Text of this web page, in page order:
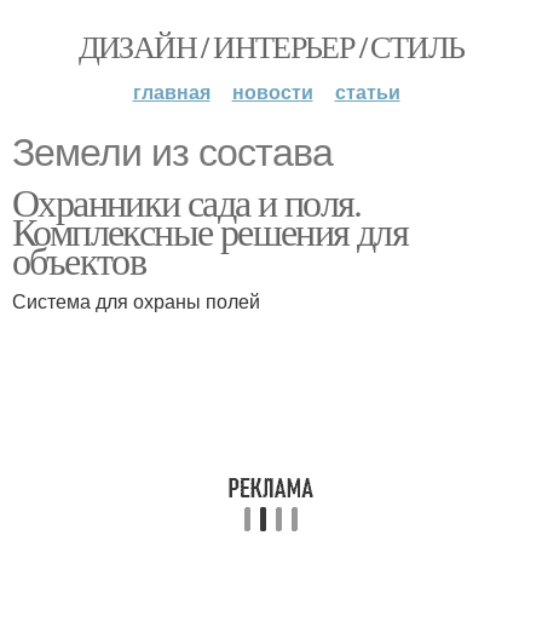
ДИЗАЙН / ИНТЕРЬЕР / СТИЛЬ
главная новости статьи
Земели из состава
Охранники сада и поля.
Комплексные решения для
объектов
Система для охраны полей